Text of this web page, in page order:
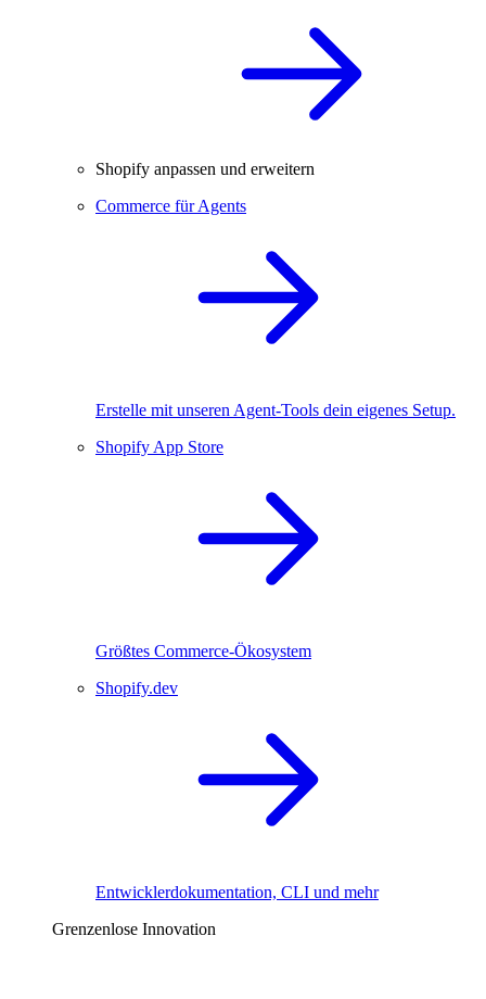
Shopify anpassen und erweitern
Commerce für Agents
Erstelle mit unseren Agent-Tools dein eigenes Setup.
Shopify App Store
Größtes Commerce-Ökosystem
Shopify.dev
Entwicklerdokumentation, CLI und mehr
Grenzenlose Innovation